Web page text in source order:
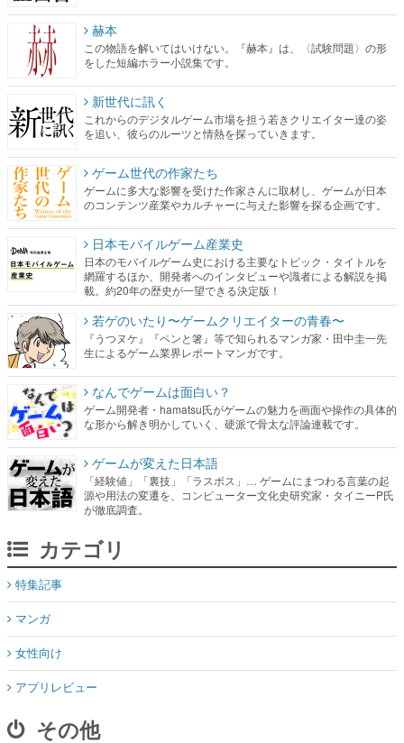
赫本
この物語を解いてはいけない。『赫本』は、〈試験問題〉の形
をした短編ホラー小説集です。
新世代に訊く
これからのデジタルゲーム市場を担う若きクリエイター達の姿
を追い、彼らのルーツと情熱を探っていきます。
ゲーム世代の作家たち
ゲームに多大な影響を受けた作家さんに取材し、ゲームが日本
のコンテンツ産業やカルチャーに与えた影響を探る企画です。
日本モバイルゲーム産業史
日本のモバイルゲーム史における主要なトピック・タイトルを
網羅するほか、開発者へのインタビューや識者による解説を掲
載。約20年の歴史が一望できる決定版！
若ゲのいたり〜ゲームクリエイターの青春〜
『うつヌケ』『ペンと箸』等で知られるマンガ家・田中圭一先
生によるゲーム業界レポートマンガです。
なんでゲームは面白い？
ゲーム開発者・hamatsu氏がゲームの魅力を画面や操作の具体的
な形から解き明かしていく、硬派で骨太な評論連載です。
ゲームが変えた日本語
「経験値」「裏技」「ラスボス」… ゲームにまつわる言葉の起
源や用法の変遷を、コンピューター文化史研究家・タイニーP氏
が徹底調査。
カテゴリ
特集記事
マンガ
女性向け
アプリレビュー
その他